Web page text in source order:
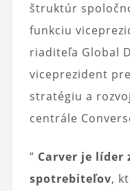
štruktúr
funkciu
riaditeľa Global
viceprezident
stratégiu a
centrále
” Carver je líder
spotrebiteľov,